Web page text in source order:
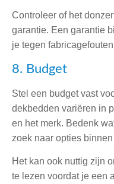
Controleer of het
garantie. Een garantie
je tegen
8. Budget
Stel een budget vast
dekbedden variëren in
en het merk. Bedenk
zoek naar opties
Het kan ook nuttig zijn
te lezen voordat je een